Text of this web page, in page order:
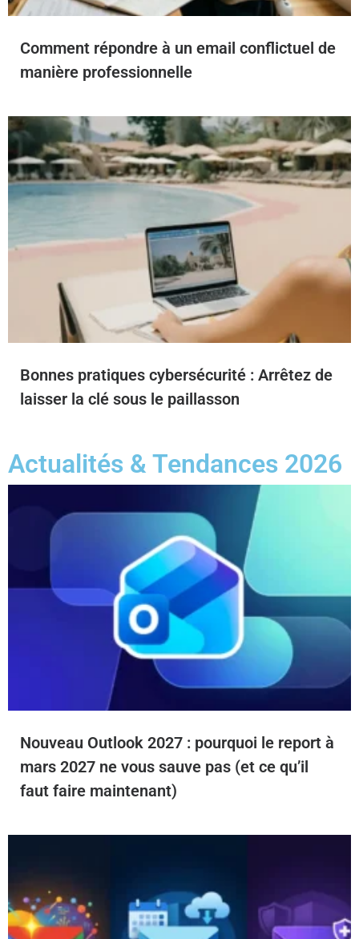
Comment répondre à un email conflictuel de
manière professionnelle
Bonnes pratiques cybersécurité : Arrêtez de
laisser la clé sous le paillasson
Actualités & Tendances 2026
Nouveau Outlook 2027 : pourquoi le report à
mars 2027 ne vous sauve pas (et ce qu’il
faut faire maintenant)